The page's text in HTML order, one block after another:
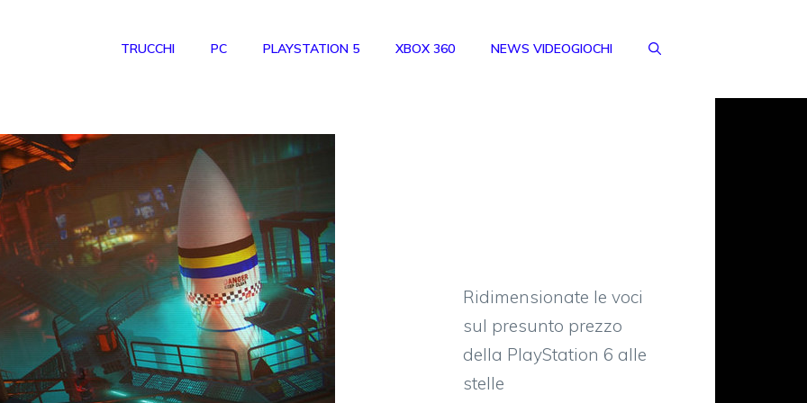
TRUCCHI PC PLAYSTATION 5 XBOX 360 NEWS VIDEOGIOCHI
Ridimensionate le voci
sul presunto prezzo
della PlayStation 6 alle
stelle